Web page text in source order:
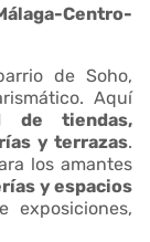
Centro-
de Soho,
Aquí
de tiendas,
y terrazas.
los amantes
y espacios
exposiciones,